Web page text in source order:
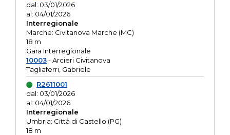
dal: 03/01/2026
al: 04/01/2026
Interregionale
Marche: Civitanova Marche (MC)
18 m
Gara Interregionale
10003- Arcieri Civitanova
Tagliaferri, Gabriele
R2611001
dal: 03/01/2026
al: 04/01/2026
Interregionale
Umbria: Città di Castello (PG)
18 m